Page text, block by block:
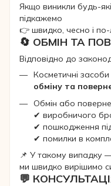
Якщо виникли будь-
підкажемо
👉 швидко, чесно і
🔄 ОБМІН ТА
Відповідно до
Косметичні засоби
обміну та
Обмін або
✔ виробничого
✔ пошкодження
✔ помилки в
📌 У такому випадку —
ми швидко вирішимо
💬